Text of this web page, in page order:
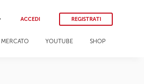
ACCEDI REGISTRATI
YOUTUBE SHOP